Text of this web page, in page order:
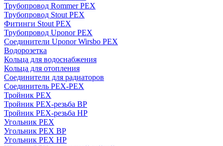
Трубопровод Rommer PEX
Трубопровод Stout PEX
Фитинги Stout PEX
Трубопровод Uponor PEX
Соединители Uponor Wirsbo PEX
Водорозетка
Кольца для водоснабжения
Кольца для отопления
Соединители для радиаторов
Соединитель PEX-PEX
Тройник PEX
Тройник PEX-резьба ВР
Тройник PEX-резьба НР
Угольник PEX
Угольник PEX ВР
Угольник PEX НР